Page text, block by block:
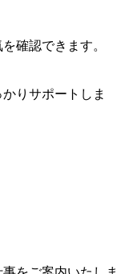
確認できます。
りサポートしま